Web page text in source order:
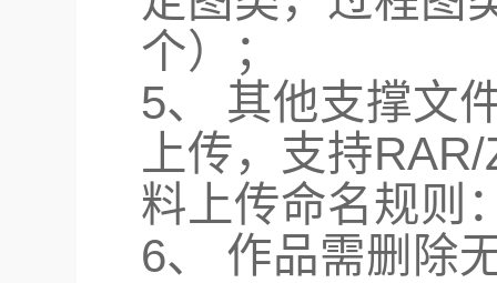
个）；
5、 其他支撑文
上传，支持
料上传命名规则
6、 作品需删除